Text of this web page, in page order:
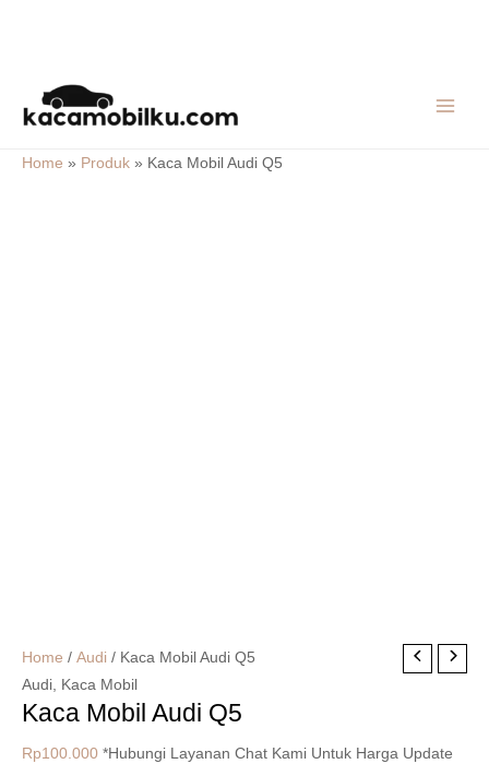
content
Home » Produk » Kaca Mobil Audi Q5
Home / Audi / Kaca Mobil Audi Q5
Audi, Kaca Mobil
Kaca Mobil Audi Q5
Rp100.000 *Hubungi Layanan Chat Kami Untuk Harga Update